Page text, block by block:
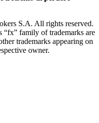
S.A. All rights reserved.
family of trademarks are
trademarks appearing on
owner.